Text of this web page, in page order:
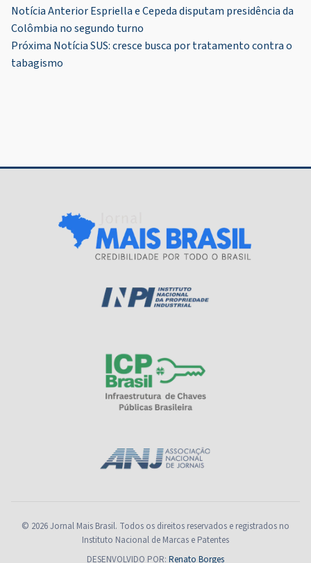
Navegação
de
Post
Notícia AnteriorEspriella e Cepeda disputam presidência da
Colômbia no segundo turno
Próxima NotíciaSUS: cresce busca por tratamento contra o
tabagismo
© 2026 Jornal Mais Brasil. Todos os direitos reservados e registrados no
Instituto Nacional de Marcas e Patentes
DESENVOLVIDO POR: Renato Borges